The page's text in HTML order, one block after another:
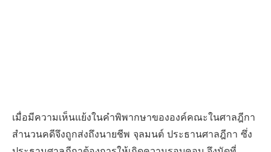
เมื่อมีความเห็นแย้งในคำพิพากษาขององค์คณะในศาลฎีกา
สำนวนคดีจึงถูกส่งถึงนายชีพ จุลมนต์ ประธานศาลฎีกา ซึ่ง